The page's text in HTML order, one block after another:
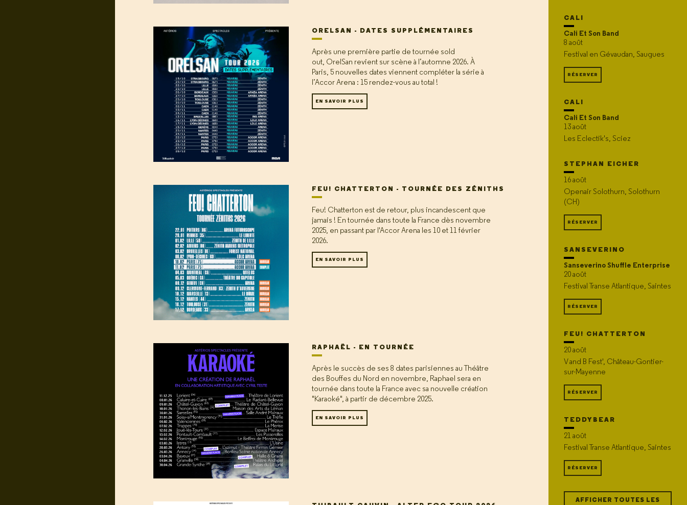
ORELSAN - DATES SUPPLÉMENTAIRES
Après une première partie de tournée sold
out, OrelSan revient sur scène à l’automne 2026. À
Paris, 5 nouvelles dates viennent compléter la série à
l’Accor Arena : 15 rendez-vous au total !
EN SAVOIR PLUS
FEU! CHATTERTON - TOURNÉE DES ZÉNITHS
Feu! Chatterton est de retour, plus incandescent que
jamais ! En tournée dans toute la France dès novembre
2025, en passant par l'Accor Arena les 10 et 11 février
2026.
EN SAVOIR PLUS
RAPHAËL - EN TOURNÉE
Après le succès de ses 8 dates parisiennes au Théâtre
des Bouffes du Nord en novembre, Raphael sera en
tournée dans toute la France avec sa nouvelle création
"Karaoké", à partir de décembre 2025.
EN SAVOIR PLUS
CALI
Cali Et Son Band
8 août
Festival en Gévaudan, Saugues
RÉSERVER
CALI
Cali Et Son Band
13 août
Les Eclectik's, Sciez
STEPHAN EICHER
16 août
Openair Solothurn, Solothurn
(CH)
RÉSERVER
SANSEVERINO
Sanseverino Shuffle Enterprise
20 août
Festival Transe Atlantique, Saintes
RÉSERVER
FEU! CHATTERTON
20 août
V and B Fest', Château-Gontier-
sur-Mayenne
RÉSERVER
TEDDYBEAR
21 août
Festival Transe Atlantique, Saintes
RÉSERVER
AFFICHER TOUTES LES